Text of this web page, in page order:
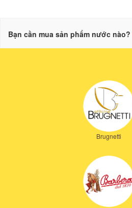
Bạn cần mua sản phẩm nước nào?
Brugnetti